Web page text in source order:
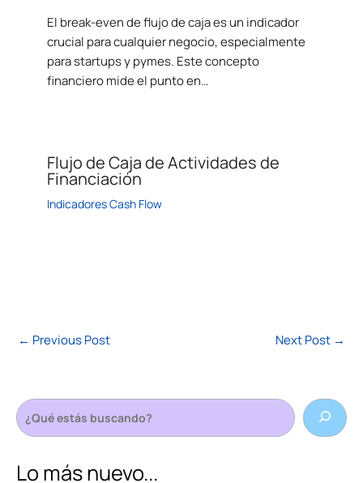
El break-even de flujo de caja es un indicador
crucial para cualquier negocio, especialmente
para startups y pymes. Este concepto
financiero mide el punto en…
Flujo de Caja de Actividades de
Financiación
Indicadores Cash Flow
← Previous Post Next Post →
Lo más nuevo...